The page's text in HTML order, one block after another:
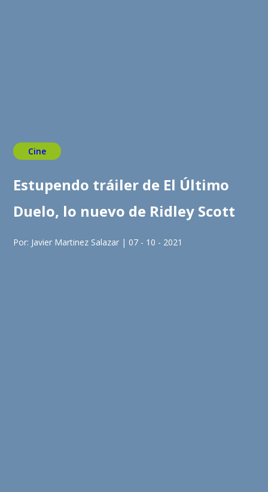
Cine
Estupendo tráiler de El Último
Duelo, lo nuevo de Ridley Scott
Por: Javier Martinez Salazar | 07 - 10 - 2021